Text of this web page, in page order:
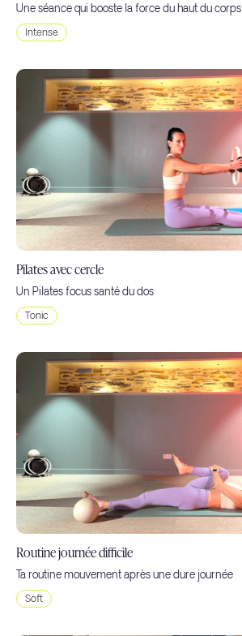
Une séance qui booste la force du haut du corps
Intense
Pilates avec cercle
Un Pilates focus santé du dos
Tonic
Routine journée difficile
Ta routine mouvement après une dure journée
Soft